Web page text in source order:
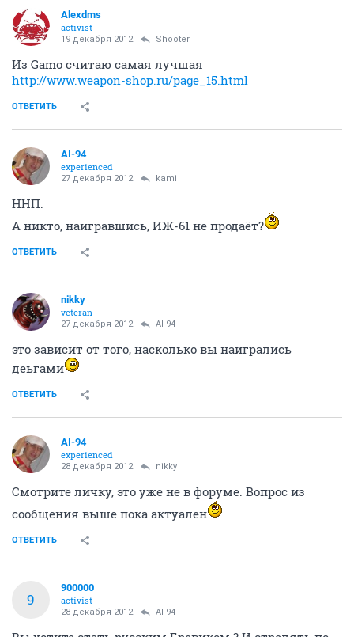
Alexdms
activist
19 декабря 2012 Shooter
Из Gamo считаю самая лучшая
http://www.weapon-shop.ru/page_15.html
ОТВЕТИТЬ
AI-94
experienced
27 декабря 2012 kami
ННП.
А никто, наигравшись, ИЖ-61 не продаёт?
ОТВЕТИТЬ
nikky
veteran
27 декабря 2012 AI-94
это зависит от того, насколько вы наигрались
деьгами
ОТВЕТИТЬ
AI-94
experienced
28 декабря 2012 nikky
Смотрите личку, это уже не в форуме. Вопрос из
сообщения выше пока актуален
ОТВЕТИТЬ
9
900000
activist
28 декабря 2012 AI-94